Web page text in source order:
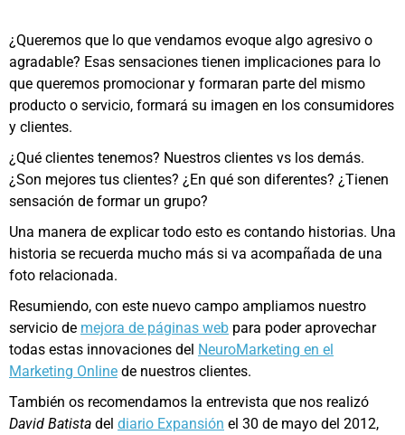
¿Queremos que lo que vendamos evoque algo agresivo o
agradable? Esas sensaciones tienen implicaciones para lo
que queremos promocionar y formaran parte del mismo
producto o servicio, formará su imagen en los consumidores
y clientes.
¿Qué clientes tenemos? Nuestros clientes vs los demás.
¿Son mejores tus clientes? ¿En qué son diferentes? ¿Tienen
sensación de formar un grupo?
Una manera de explicar todo esto es contando historias. Una
historia se recuerda mucho más si va acompañada de una
foto relacionada.
Resumiendo, con este nuevo campo ampliamos nuestro
servicio de mejora de páginas web para poder aprovechar
todas estas innovaciones del NeuroMarketing en el
Marketing Online de nuestros clientes.
También os recomendamos la entrevista que nos realizó
David Batista del diario Expansión el 30 de mayo del 2012,